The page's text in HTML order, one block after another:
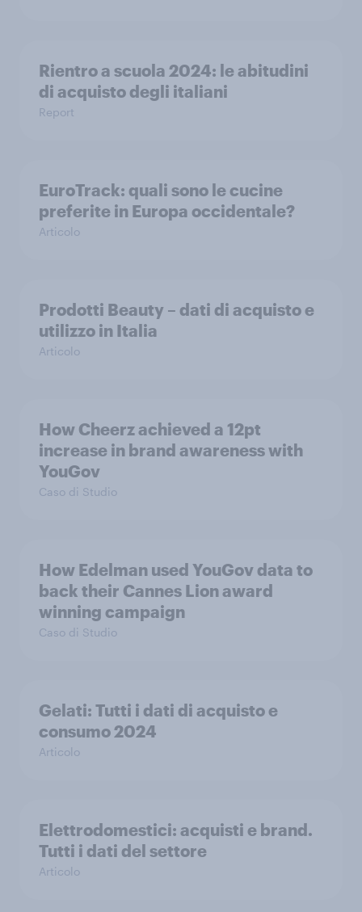
Rientro a scuola 2024: le abitudini
di acquisto degli italiani
Report
EuroTrack: quali sono le cucine
preferite in Europa occidentale?
Articolo
Prodotti Beauty – dati di acquisto e
utilizzo in Italia
Articolo
How Cheerz achieved a 12pt
increase in brand awareness with
YouGov
Caso di Studio
How Edelman used YouGov data to
back their Cannes Lion award
winning campaign
Caso di Studio
Gelati: Tutti i dati di acquisto e
consumo 2024
Articolo
Elettrodomestici: acquisti e brand.
Tutti i dati del settore
Articolo